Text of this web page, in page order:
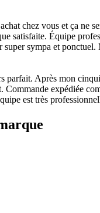
chez vous et ça ne
satisfaite. Équipe
super sympa et ponctuel.
parfait. Après mon
Commande expédiée
est très